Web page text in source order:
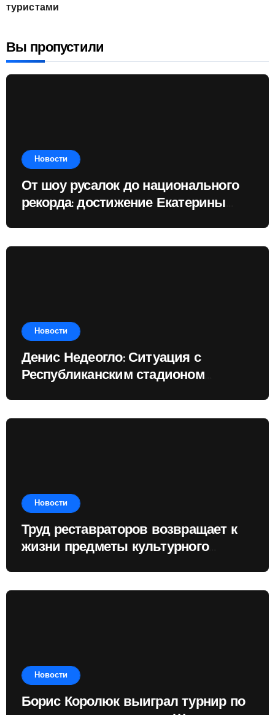
туристами
Вы пропустили
Новости
От шоу русалок до национального
рекорда: достижение Екатерины
Новости
Денис Недеогло: Ситуация с
Республиканским стадионом
Новости
Труд реставраторов возвращает к
жизни предметы культурного
Новости
Борис Королюк выиграл турнир по